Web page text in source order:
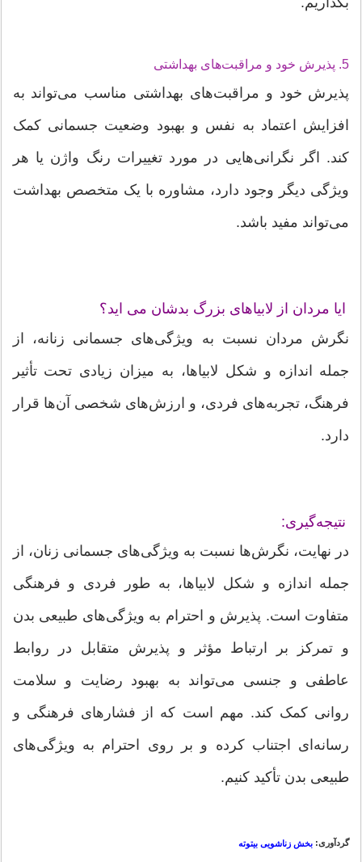
5. پذیرش خود و مراقبت‌های بهداشتی
پذیرش خود و مراقبت‌های بهداشتی مناسب می‌تواند به
افزایش اعتماد به نفس و بهبود وضعیت جسمانی کمک
کند. اگر نگرانی‌هایی در مورد تغییرات رنگ واژن یا هر
ویژگی دیگر وجود دارد، مشاوره با یک متخصص بهداشت
می‌تواند مفید باشد.
ایا مردان از لابیاهای بزرگ بدشان می اید؟
نگرش مردان نسبت به ویژگی‌های جسمانی زنانه، از
جمله اندازه و شکل لابیاها، به میزان زیادی تحت تأثیر
فرهنگ، تجربه‌های فردی، و ارزش‌های شخصی آن‌ها قرار
دارد.
نتیجه‌گیری:
در نهایت، نگرش‌ها نسبت به ویژگی‌های جسمانی زنان، از
جمله اندازه و شکل لابیاها، به طور فردی و فرهنگی
متفاوت است. پذیرش و احترام به ویژگی‌های طبیعی بدن
و تمرکز بر ارتباط مؤثر و پذیرش متقابل در روابط
عاطفی و جنسی می‌تواند به بهبود رضایت و سلامت
روانی کمک کند. مهم است که از فشارهای فرهنگی و
رسانه‌ای اجتناب کرده و بر روی احترام به ویژگی‌های
طبیعی بدن تأکید کنیم.
گردآوری: بخش زناشویی بیتوته